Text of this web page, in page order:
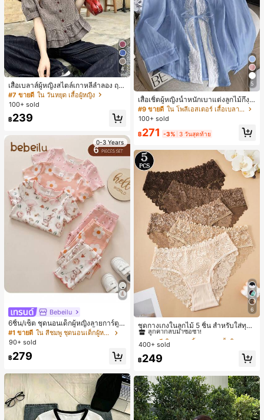
4
เสื้อเบลาส์ผู้หญิงสไตล์เกาหลีลำลอง ฤดู
ใบไม้ผลิ/ฤดูร้อนใหม่ ชายระบาย ชิคแล
ะหรูหรา
#7 ขายดี ใน วันหยุด เสื้อผู้หญิง
100+ sold
฿239
0-3 Years
Bebeilu
6ชิ้น/เซ็ต ชุดนอนเด็กผู้หญิงลายการ์ตูน
หมีและดอกไม้ คอกลม แขนสั้น กางเกง
ขาสั้น ขอบระบาย สวมใส่สบาย
#1 ขายดี
ใน สีชมพู ชุดนอนเด็กผู้หญิง
90+ sold
฿279
5
เสื้อเชิ้ตผู้หญิงน้ำหนักเบาแต่งลูกไม้กึ่งโ
ปร่งใสแบบเลเยอร์ รุ่นดีไซน์เนอร์แฟชั่น
เหมาะสำหรับฤดูใบไม้ผลิ ฤดูร้อน และฤ
ล์โบโฮชิค
#9 ขายดี
ใน โพลีเอสเตอร์ เสื้อเบลาส์ผู้หญิง
100+ sold
฿271 -3% 3 วันสุดท้าย
6
ชุดกางเกงในลูกไม้ 5 ชิ้น สำหรับใส่ทุกวั
น
#1 ขายดี
ลูกค้ากลับมาซื้อซ้ำ!
#1 ขายดี
ลูกค้ากลับมาซื้อซ้ำ!
#1 ขายดี
ลูกค้ากลับมาซื้อซ้ำ!
#1 ขายดี
400+ sold
฿249